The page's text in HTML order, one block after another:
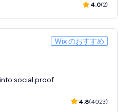
4.0(2)
Wix のおすすめ
social proof
4.8(4023)